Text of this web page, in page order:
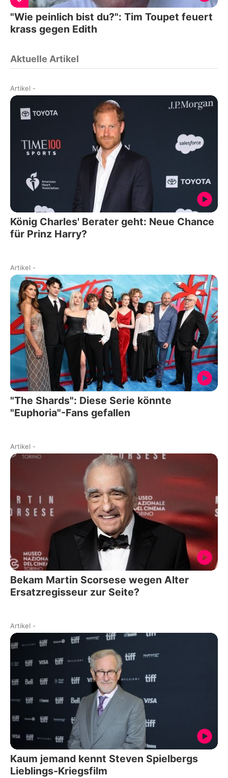
"Wie peinlich bist du?": Tim Toupet feuert
krass gegen Edith
Aktuelle Artikel
Artikel -
König Charles' Berater geht: Neue Chance
für Prinz Harry?
Artikel -
"The Shards": Diese Serie könnte
"Euphoria"-Fans gefallen
Artikel -
Bekam Martin Scorsese wegen Alter
Ersatzregisseur zur Seite?
Artikel -
Kaum jemand kennt Steven Spielbergs
Lieblings-Kriegsfilm